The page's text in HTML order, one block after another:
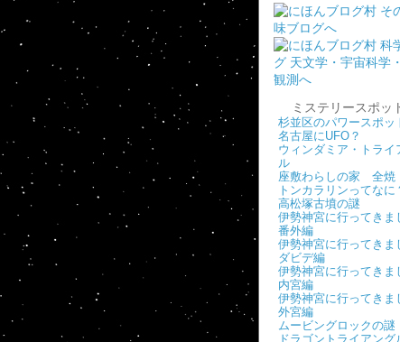
ミステリースポッ
杉並区のパワースポッ
名古屋にUFO？
ウィンダミア・トライ
ル
座敷わらしの家 全焼
トンカラリンってなに
高松塚古墳の謎
伊勢神宮に行ってき
番外編
伊勢神宮に行ってき
ダビデ編
伊勢神宮に行ってき
内宮編
伊勢神宮に行ってき
外宮編
ムービングロックの謎
ドラゴントライアング